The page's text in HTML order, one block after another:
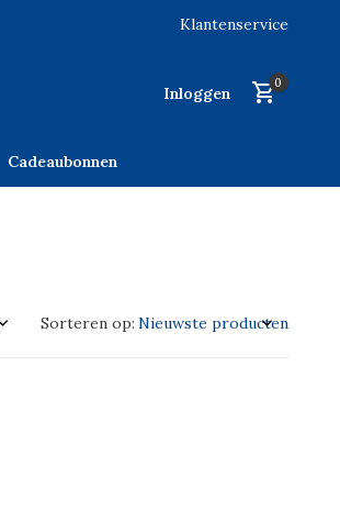
Klantenservice
Inloggen
0
Cadeaubonnen
Sorteren op: